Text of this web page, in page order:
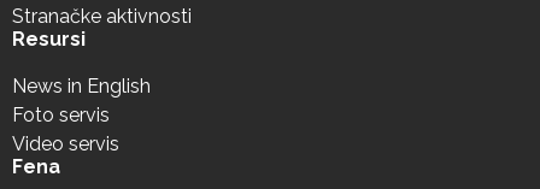
Stranačke aktivnosti
Resursi
News in English
Foto servis
Video servis
Fena